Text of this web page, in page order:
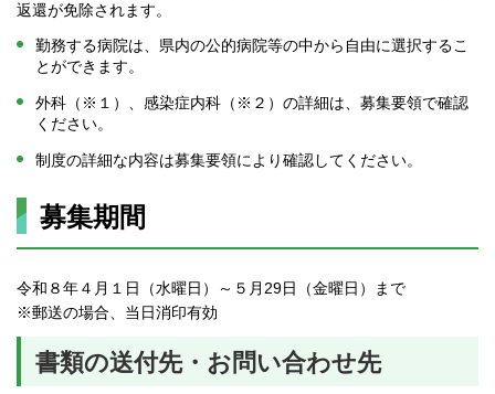
返還が免除されます。
勤務する病院は、県内の公的病院等の中から自由に選択するこ
とができます。
外科（※１）、感染症内科（※２）の詳細は、募集要領で確認
ください。
制度の詳細な内容は募集要領により確認してください。
募集期間
令和８年４月１日（水曜日）～５月29日（金曜日）まで
※郵送の場合、当日消印有効
書類の送付先・お問い合わせ先